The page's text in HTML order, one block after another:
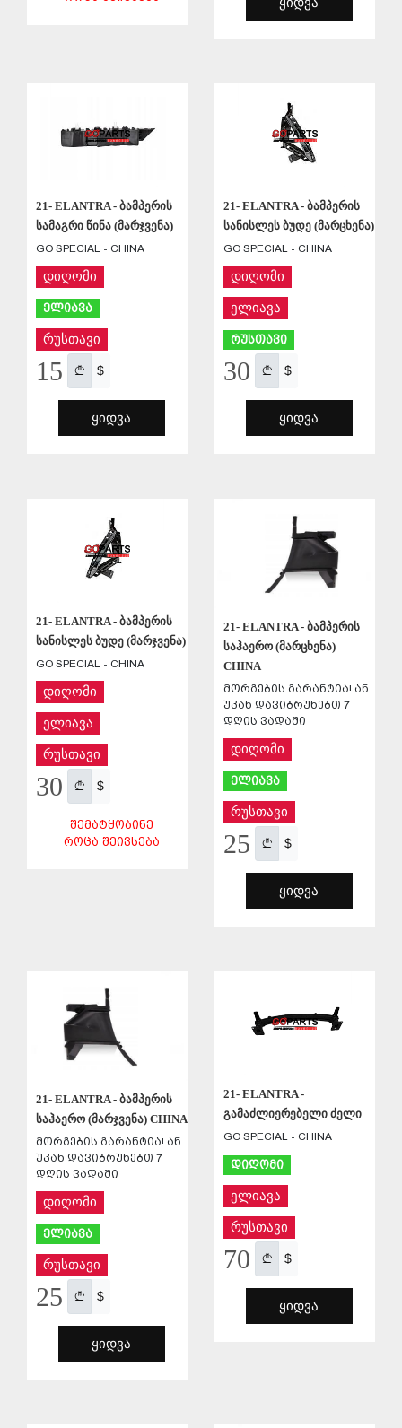
21- ELANTRA - ბამპერის
სამაგრი წინა (მარჯვენა)
GO SPECIAL - CHINA
დიღომი
ელიავა
რუსთავი
15 $
ᲧᲘᲓᲕᲐ
21- ELANTRA - ბამპერის
სანისლეს ბუდე (მარცხენა)
GO SPECIAL - CHINA
დიღომი
ელიავა
რუსთავი
30 $
ᲧᲘᲓᲕᲐ
21- ELANTRA - ბამპერის
სანისლეს ბუდე (მარჯვენა)
GO SPECIAL - CHINA
დიღომი
ელიავა
რუსთავი
30 $
ᲨᲔᲛᲐᲢᲧᲝᲑᲘᲜᲔ
ᲠᲝᲪᲐ ᲨᲔᲘᲕᲡᲔᲑᲐ
21- ELANTRA - ბამპერის
საჰაერო (მარცხენა)
CHINA
მორგების გარანტია! ან
უკან დავიბრუნებთ 7
დღის ვადაში
დიღომი
ელიავა
რუსთავი
25 $
ᲧᲘᲓᲕᲐ
21- ELANTRA - ბამპერის
საჰაერო (მარჯვენა) CHINA
მორგების გარანტია! ან
უკან დავიბრუნებთ 7
დღის ვადაში
დიღომი
ელიავა
რუსთავი
25 $
ᲧᲘᲓᲕᲐ
21- ELANTRA -
გამაძლიერებელი ძელი
GO SPECIAL - CHINA
დიღომი
ელიავა
რუსთავი
70 $
ᲧᲘᲓᲕᲐ